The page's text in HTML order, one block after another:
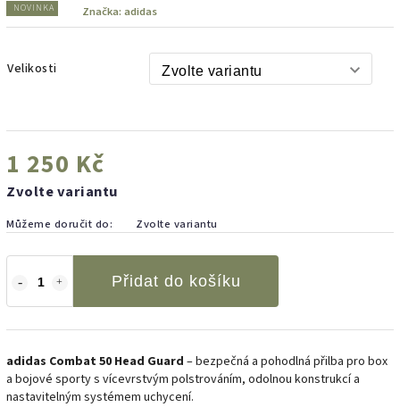
NOVINKA Značka: adidas
Velikosti
1 250 Kč
Zvolte variantu
Můžeme doručit do: Zvolte variantu
Přidat do košíku
adidas Combat 50 Head Guard – bezpečná a pohodlná přilba pro box
a bojové sporty s vícevrstvým polstrováním, odolnou konstrukcí a
nastavitelným systémem uchycení.